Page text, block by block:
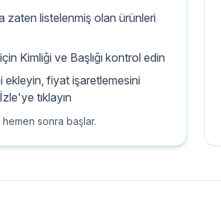
zaten listelenmiş olan ürünleri
Kimliği ve Başlığı kontrol edin
ekleyin, fiyat işaretlemesini
tıklayın
sonra başlar.